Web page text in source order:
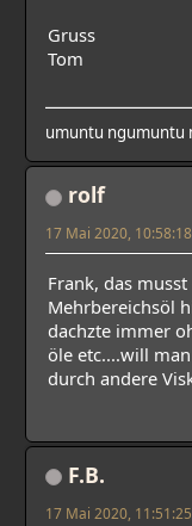
Gruss
Tom
umuntu ngumuntu
rolf
17 Mai 2020, 10:58:18
Frank, das
Mehrbereichsöl
dachzte immer
öle etc....will
durch andere
F.B.
17 Mai 2020, 11:51:25